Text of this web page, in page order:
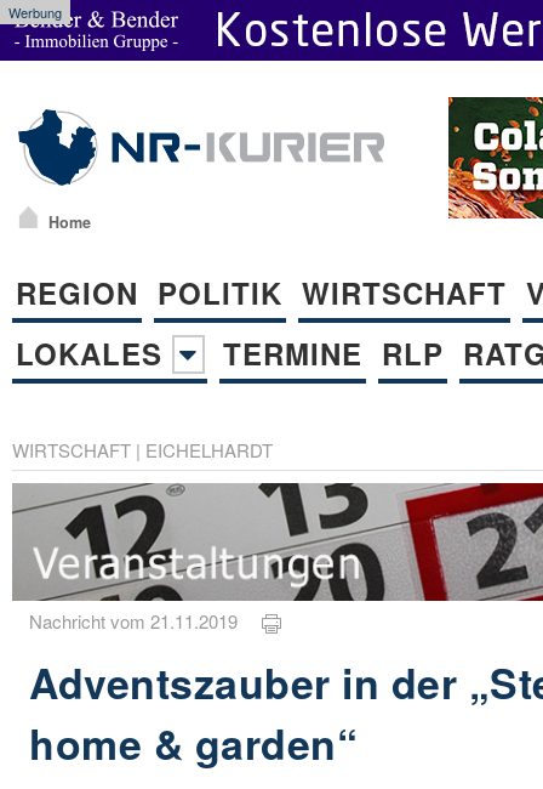
Werbung
Home
REGION POLITIK WIRTSCHAFT
LOKALES
TERMINE RLP
WIRTSCHAFT | EICHELHARDT
Nachricht vom 21.11.2019
Adventszauber in der
home & garden“